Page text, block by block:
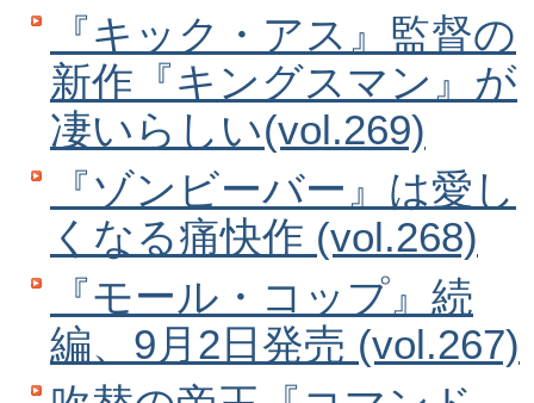
『キック・アス』監督の
新作『キングスマン』が
凄いらしい(vol.269)
『ゾンビーバー』は愛し
くなる痛快作 (vol.268)
『モール・コップ』続
編、9月2日発売 (vol.267)